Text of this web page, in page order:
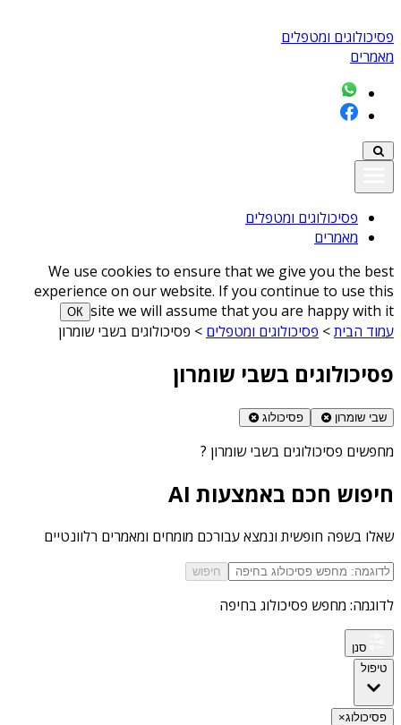
פסיכולוגים ומטפלים
מאמרים
פסיכולוגים ומטפלים
מאמרים
We use cookies to ensure that we give you the best
experience on our website. If you continue to use this
site we will assume that you are happy with it
ОК
עמוד הבית> פסיכולוגים ומטפלים > פסיכולוגים בשבי שומרון
פסיכולוגים בשבי שומרון
שבי שומרון פסיכולוג
מחפשים פסיכולוגים בשבי שומרון ?
חיפוש חכם באמצעות AI
שאלו בשפה חופשית ונמצא עבורכם מומחים ומאמרים רלוונטיים
חיפוש
לדוגמה: מחפש פסיכולוג בחיפה
סנן
טיפול
פסיכולוג×